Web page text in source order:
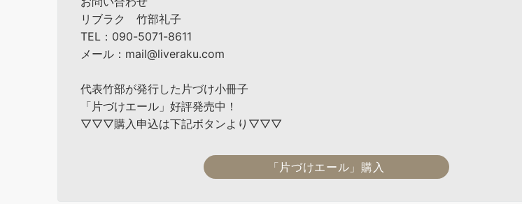
リブラク 竹部礼子
TEL：090-5071-8611
メール：mail@liveraku.com
代表竹部が発行した片づけ小冊子
「片づけエール」好評発売中！
▽▽▽購入申込は下記ボタンより▽▽▽
「片づけエール」購入